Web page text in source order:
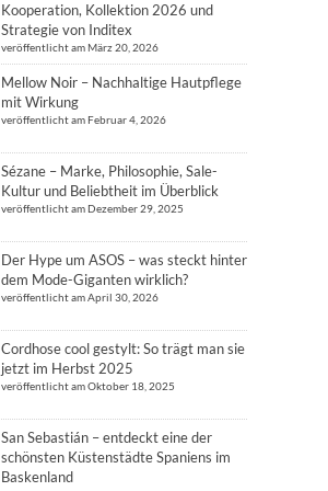
Kooperation, Kollektion 2026 und
Strategie von Inditex
veröffentlicht am März 20, 2026
Mellow Noir – Nachhaltige Hautpflege
mit Wirkung
veröffentlicht am Februar 4, 2026
Sézane – Marke, Philosophie, Sale-
Kultur und Beliebtheit im Überblick
veröffentlicht am Dezember 29, 2025
Der Hype um ASOS – was steckt hinter
dem Mode-Giganten wirklich?
veröffentlicht am April 30, 2026
Cordhose cool gestylt: So trägt man sie
jetzt im Herbst 2025
veröffentlicht am Oktober 18, 2025
San Sebastián – entdeckt eine der
schönsten Küstenstädte Spaniens im
Baskenland